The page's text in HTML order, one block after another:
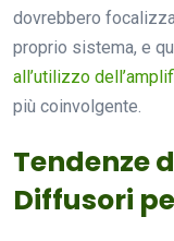
dovrebbero
proprio sistema, e
all’utilizzo
più coinvolgente.
Tendenze
Diffusori